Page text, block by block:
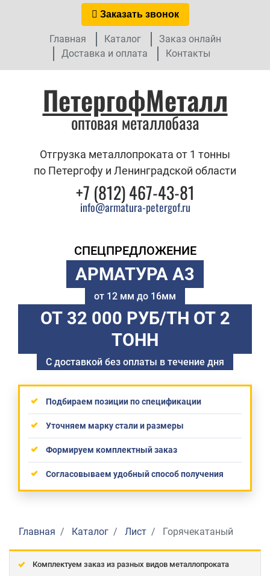
Заказать звонок
Главная Каталог
Заказ онлайн
Доставка и оплата
Контакты
ПетергофМеталл
оптовая металлобаза
Отгрузка металлопроката от 1 тонны
по Петергофу и Ленинградской области
+7 (812) 467-43-81
info@armatura-petergof.ru
СПЕЦПРЕДЛОЖЕНИЕ
АРМАТУРА А3
от 12 мм до 16мм
ОТ 32 000 РУБ/ТН ОТ 2
ТОНН
С доставкой без оплаты в течение дня
Подбираем позиции по спецификации
Уточняем марку стали и размеры
Формируем комплектный заказ
Согласовываем удобный способ получения
Главная Каталог Лист Горячекатаный
Комплектуем заказ из разных видов металлопроката